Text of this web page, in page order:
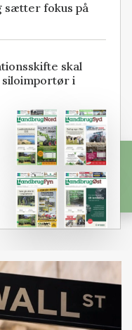
sætter fokus på
skal
i